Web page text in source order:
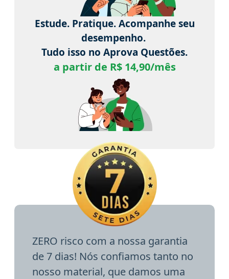
Estude. Pratique. Acompanhe seu
desempenho.
Tudo isso no Aprova Questões.
a partir de R$ 14,90/mês
ZERO risco com a nossa garantia
de 7 dias! Nós confiamos tanto no
nosso material, que damos uma